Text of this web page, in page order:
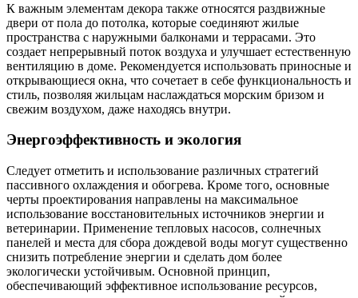
К важным элементам декора также относятся раздвижные
двери от пола до потолка, которые соединяют жилые
пространства с наружными балконами и террасами. Это
создает непрерывный поток воздуха и улучшает естественную
вентиляцию в доме. Рекомендуется использовать приносные и
открывающиеся окна, что сочетает в себе функциональность и
стиль, позволяя жильцам наслаждаться морским бризом и
свежим воздухом, даже находясь внутри.
Энергоэффективность и экология
Следует отметить и использование различных стратегий
пассивного охлаждения и обогрева. Кроме того, основные
черты проектирования направлены на максимальное
использование восстановительных источников энергии и
ветеринарии. Применение тепловых насосов, солнечных
панелей и места для сбора дождевой воды могут существенно
снизить потребление энергии и сделать дом более
экологически устойчивым. Основной принцип,
обеспечивающий эффективное использование ресурсов,